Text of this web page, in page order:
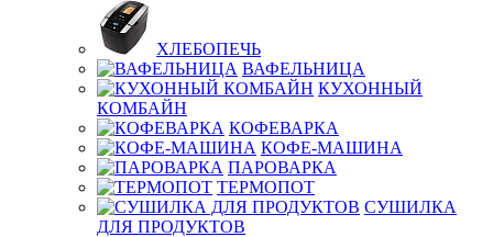
ХЛЕБОПЕЧЬ
ВАФЕЛЬНИЦА
КУХОННЫЙ
КОМБАЙН
КОФЕВАРКА
КОФЕ-МАШИНА
ПАРОВАРКА
ТЕРМОПОТ
СУШИЛКА
ДЛЯ ПРОДУКТОВ